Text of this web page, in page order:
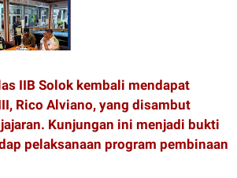
IIB Solok kembali mendapat
Rico Alviano, yang disambut
Kunjungan ini menjadi bukti
pelaksanaan program pembinaan